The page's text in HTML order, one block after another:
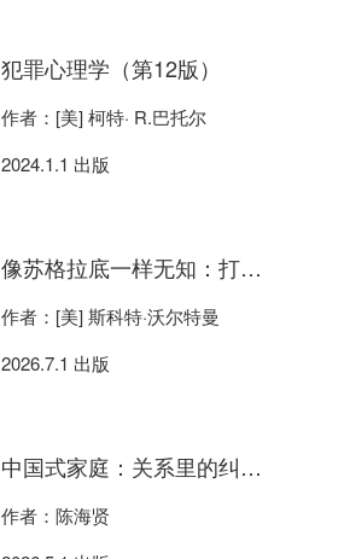
犯罪心理学（第12版）
作者：[美] 柯特· R.巴托尔
2024.1.1 出版
像苏格拉底一样无知：打不倒的活法
作者：[美] 斯科特·沃尔特曼
2026.7.1 出版
中国式家庭：关系里的纠缠和解脱
作者：陈海贤